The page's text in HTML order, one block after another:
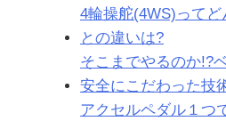
4輪操舵(4WS)って
との違いは?
そこまでやるのか!?
安全にこだわった技
アクセルペダル１つ